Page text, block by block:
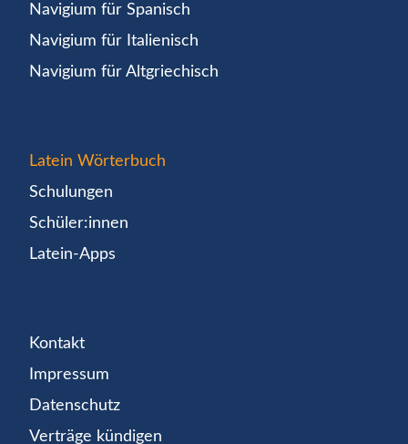
Navigium für Spanisch
Navigium für Italienisch
Navigium für Altgriechisch
Latein Wörterbuch
Schulungen
Schüler:innen
Latein-Apps
Kontakt
Impressum
Datenschutz
Verträge kündigen